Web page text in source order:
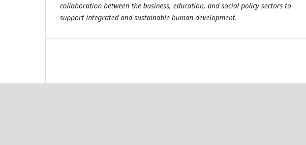
collaboration between the business, education, and social policy sectors to
support integrated and sustainable human development.